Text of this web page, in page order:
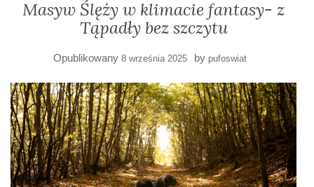
Masyw Ślęży w klimacie fantasy- z
Tąpadły bez szczytu
Opublikowany 8 września 2025 by pufoswiat